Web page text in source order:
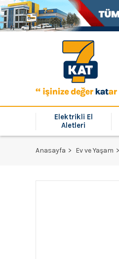
Elektrikli El
Aletleri
Anasayfa Ev ve Yaşam